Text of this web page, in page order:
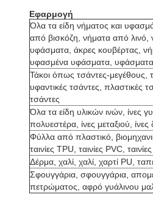
Εφαρμογή
Όλα τα είδη νήματος και
από βισκόζη, νήματα από λινό,
υφάσματα, άκρες κουβέρτας,
υφασμένα υφάσματα,
Τάκοι όπως τσάντες-μεγέθους,
υφαντικές τσάντες, πλαστικές
τσάντες
Όλα τα είδη υλικών ινών, ίνες
πολυεστέρα, ίνες μεταξιού,
Φύλλα από πλαστικό,
ταινίες TPU, ταινίες PVC,
Δέρμα, χαλί, χαλί, χαρτί PU,
Σφουγγάρια, σφουγγάρια,
πετρώματος, αφρό γυάλινου